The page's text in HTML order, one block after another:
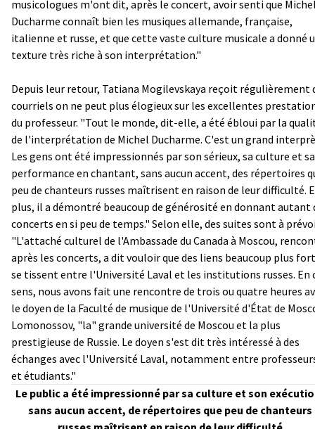
musicologues m'ont dit, après le concert, avoir senti que
Ducharme connaît bien les musiques allemande, française,
italienne et russe, et que cette vaste culture musicale a donné
texture très riche à son interprétation."
Depuis leur retour, Tatiana Mogilevskaya reçoit régulièrement
courriels on ne peut plus élogieux sur les excellentes
du professeur. "Tout le monde, dit-elle, a été ébloui par la
de l'interprétation de Michel Ducharme. C'est un grand
Les gens ont été impressionnés par son sérieux, sa culture et sa
performance en chantant, sans aucun accent, des répertoires
peu de chanteurs russes maîtrisent en raison de leur difficulté.
plus, il a démontré beaucoup de générosité en donnant autant
concerts en si peu de temps." Selon elle, des suites sont à
"L'attaché culturel de l'Ambassade du Canada à Moscou,
après les concerts, a dit vouloir que des liens beaucoup plus
se tissent entre l'Université Laval et les institutions russes. En
sens, nous avons fait une rencontre de trois ou quatre heures
le doyen de la Faculté de musique de l'Université d'État de
Lomonossov, "la" grande université de Moscou et la plus
prestigieuse de Russie. Le doyen s'est dit très intéressé à des
échanges avec l'Université Laval, notamment entre
et étudiants."
Le public a été impressionné par sa culture et son
sans aucun accent, de répertoires que peu de chanteurs